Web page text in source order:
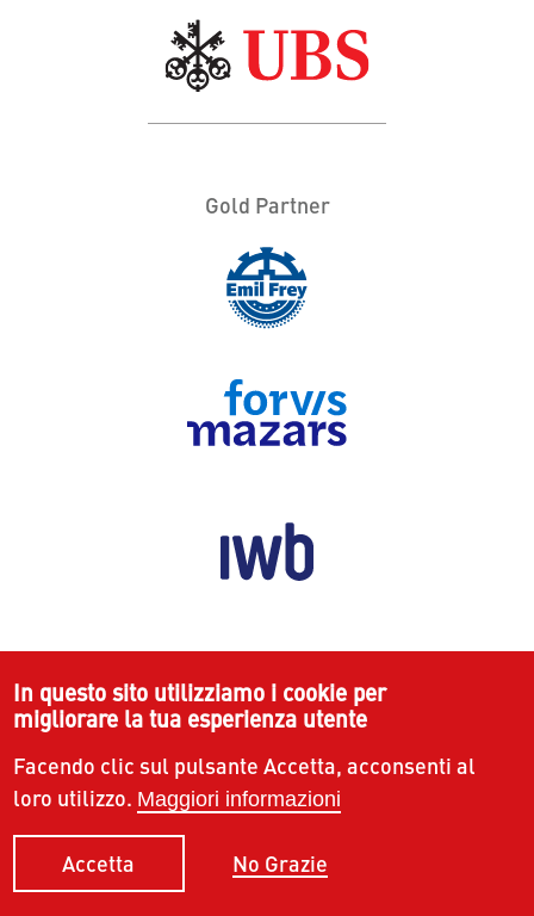
Gold Partner
In questo sito utilizziamo i cookie per
migliorare la tua esperienza utente
Facendo clic sul pulsante Accetta, acconsenti al
loro utilizzo. Maggiori informazioni
Accetta No Grazie